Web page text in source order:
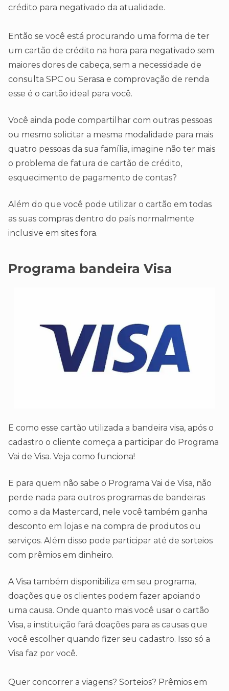
crédito para negativado da atualidade.
Então se você está procurando uma forma de ter
um cartão de crédito na hora para negativado sem
maiores dores de cabeça, sem a necessidade de
consulta SPC ou Serasa e comprovação de renda
esse é o cartão ideal para você.
Você ainda pode compartilhar com outras pessoas
ou mesmo solicitar a mesma modalidade para mais
quatro pessoas da sua família, imagine não ter mais
o problema de fatura de cartão de crédito,
esquecimento de pagamento de contas?
Além do que você pode utilizar o cartão em todas
as suas compras dentro do país normalmente
inclusive em sites fora.
Programa bandeira Visa
E como esse cartão utilizada a bandeira visa, após o
cadastro o cliente começa a participar do Programa
Vai de Visa. Veja como funciona!
E para quem não sabe o Programa Vai de Visa, não
perde nada para outros programas de bandeiras
como a da Mastercard, nele você também ganha
desconto em lojas e na compra de produtos ou
serviços. Além disso pode participar até de sorteios
com prêmios em dinheiro.
A Visa também disponibiliza em seu programa,
doações que os clientes podem fazer apoiando
uma causa. Onde quanto mais você usar o cartão
Visa, a instituição fará doações para as causas que
você escolher quando fizer seu cadastro. Isso só a
Visa faz por você.
Quer concorrer a viagens? Sorteios? Prêmios em